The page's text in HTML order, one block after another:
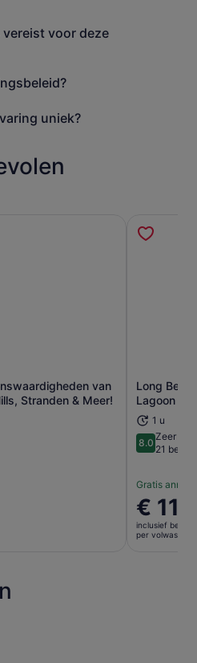
voor deze
uniek?
van
Stranden & Meer!
een nieuwe tab
Long
Lagoon
1 u
8.08.0 van 10
Zeer
21
Gratis
De
prijs
is
€ 11
inclusief
per volwassene